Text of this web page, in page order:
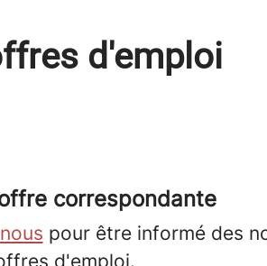
d'emploi
correspondante
pour être informé des
d'emploi.